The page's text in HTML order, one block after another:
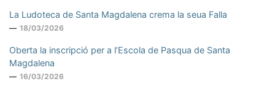
La Ludoteca de Santa Magdalena crema la seua Falla
18/03/2026
Oberta la inscripció per a l’Escola de Pasqua de Santa
Magdalena
16/03/2026